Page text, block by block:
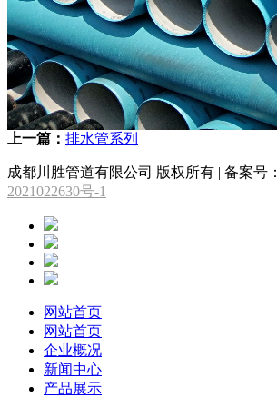
上一篇： 排水管系列
成都川胜管道有限公司 版权所有 | 备案号：
2021022630号-1
网站首页
网站首页
企业概况
新闻中心
产品展示